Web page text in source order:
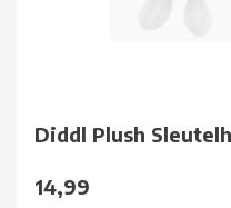
Diddl Plush
14,99